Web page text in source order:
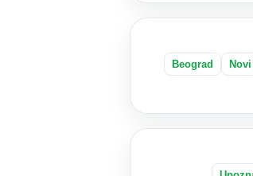
Beograd